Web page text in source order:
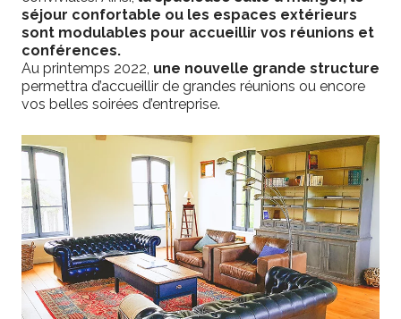
séjour confortable ou les espaces extérieurs
sont modulables pour accueillir vos réunions et
conférences.
Au printemps 2022, une nouvelle grande structure
permettra d’accueillir de grandes réunions ou encore
vos belles soirées d’entreprise.